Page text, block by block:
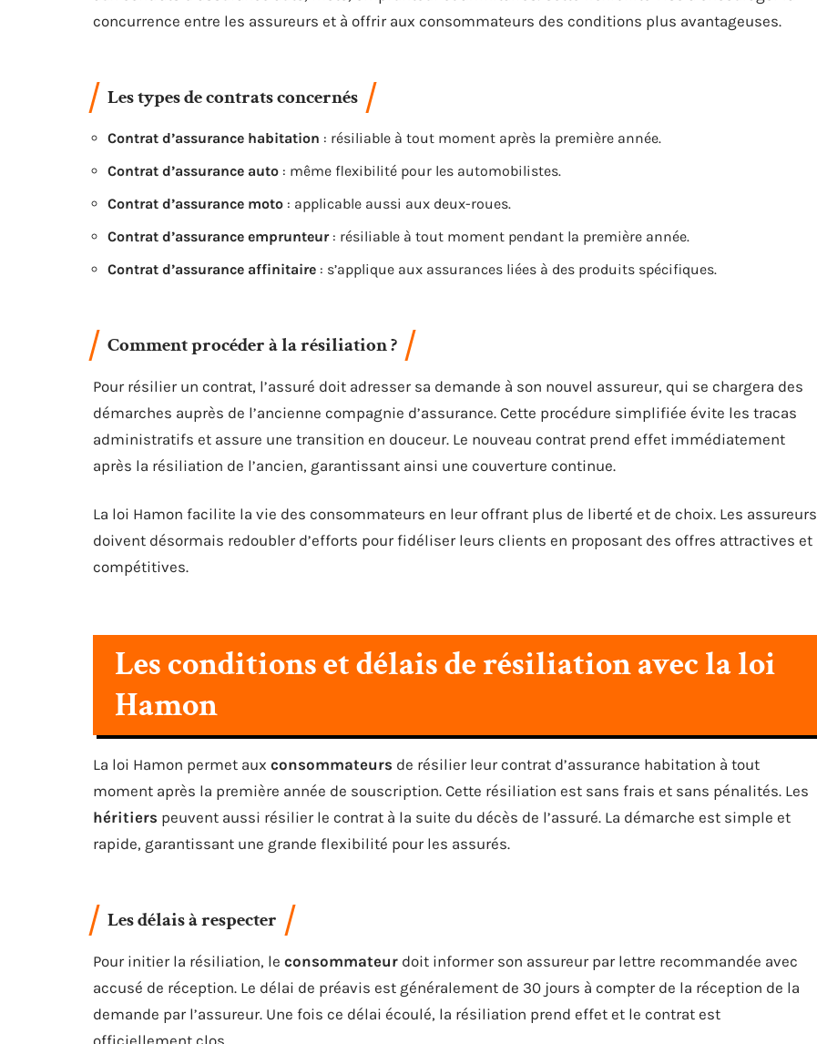
concurrence entre les assureurs et à offrir aux consommateurs des conditions plus avantageuses.
Les types de contrats concernés
Contrat d’assurance habitation : résiliable à tout moment après la première année.
Contrat d’assurance auto : même flexibilité pour les automobilistes.
Contrat d’assurance moto : applicable aussi aux deux-roues.
Contrat d’assurance emprunteur: résiliable à tout moment pendant la première année.
Contrat d’assurance affinitaire : s’applique aux assurances liées à des produits spécifiques.
Comment procéder à la résiliation ?
Pour résilier un contrat, l’assuré doit adresser sa demande à son nouvel assureur, qui se chargera des
démarches auprès de l’ancienne compagnie d’assurance. Cette procédure simplifiée évite les tracas
administratifs et assure une transition en douceur. Le nouveau contrat prend effet immédiatement
après la résiliation de l’ancien, garantissant ainsi une couverture continue.
La loi Hamon facilite la vie des consommateurs en leur offrant plus de liberté et de choix. Les assureurs
doivent désormais redoubler d’efforts pour fidéliser leurs clients en proposant des offres attractives et
compétitives.
Les conditions et délais de résiliation avec la loi
Hamon
La loi Hamon permet aux consommateurs de résilier leur contrat d’assurance habitation à tout
moment après la première année de souscription. Cette résiliation est sans frais et sans pénalités. Les
héritiers peuvent aussi résilier le contrat à la suite du décès de l’assuré. La démarche est simple et
rapide, garantissant une grande flexibilité pour les assurés.
Les délais à respecter
Pour initier la résiliation, le consommateur doit informer son assureur par lettre recommandée avec
accusé de réception. Le délai de préavis est généralement de 30 jours à compter de la réception de la
demande par l’assureur. Une fois ce délai écoulé, la résiliation prend effet et le contrat est
officiellement clos.